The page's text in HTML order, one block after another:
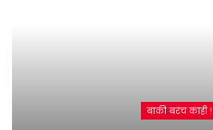
बाकी बरंच काही !